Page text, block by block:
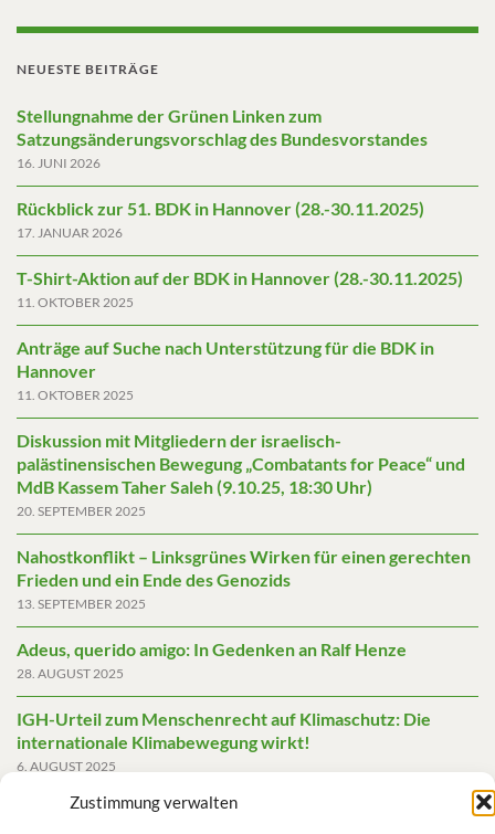
Zustimmung verwalten
NEUESTE BEITRÄGE
Stellungnahme der Grünen Linken zum
Satzungsänderungsvorschlag des Bundesvorstandes
16. JUNI 2026
Rückblick zur 51. BDK in Hannover (28.-30.11.2025)
17. JANUAR 2026
T-Shirt-Aktion auf der BDK in Hannover (28.-30.11.2025)
11. OKTOBER 2025
Anträge auf Suche nach Unterstützung für die BDK in
Hannover
11. OKTOBER 2025
Diskussion mit Mitgliedern der israelisch-
palästinensischen Bewegung „Combatants for Peace“ und
MdB Kassem Taher Saleh (9.10.25, 18:30 Uhr)
20. SEPTEMBER 2025
Nahostkonflikt – Linksgrünes Wirken für einen gerechten
Frieden und ein Ende des Genozids
13. SEPTEMBER 2025
Adeus, querido amigo: In Gedenken an Ralf Henze
28. AUGUST 2025
IGH-Urteil zum Menschenrecht auf Klimaschutz: Die
internationale Klimabewegung wirkt!
6. AUGUST 2025
Friedensgutachten 2025